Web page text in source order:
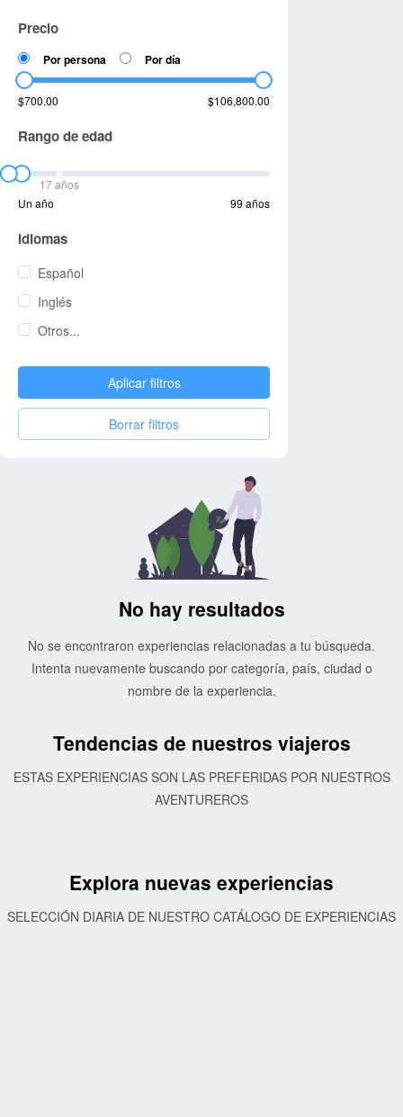
Precio
Por persona Por día
$700.00 $106,800.00
Rango de edad
17 años
Un año
99 años
Idiomas
Español
Inglés
Otros...
Aplicar filtros
Borrar filtros
No hay resultados
No se encontraron experiencias relacionadas a tu búsqueda.
Intenta nuevamente buscando por categoría, país, ciudad o
nombre de la experiencia.
Tendencias de nuestros viajeros
ESTAS EXPERIENCIAS SON LAS PREFERIDAS POR NUESTROS
AVENTUREROS
Explora nuevas experiencias
SELECCIÓN DIARIA DE NUESTRO CATÁLOGO DE EXPERIENCIAS